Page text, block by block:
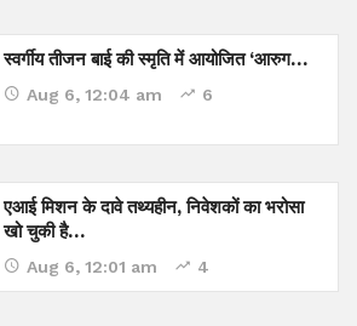
स्वर्गीय तीजन बाई की स्मृति में आयोजित ‘आरुग…
Aug 6, 12:04 am 6
एआई मिशन के दावे तथ्यहीन, निवेशकों का भरोसा
खो चुकी है…
Aug 6, 12:01 am 4